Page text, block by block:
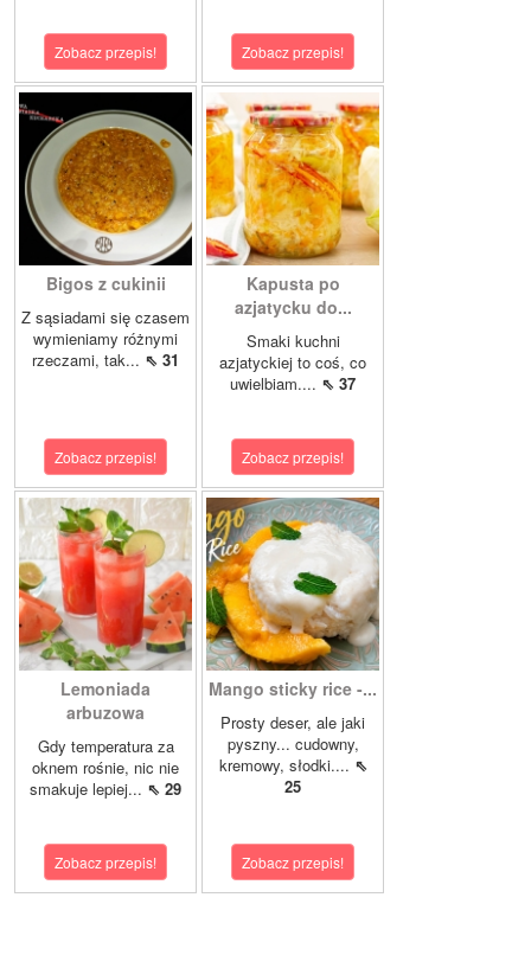
Zobacz przepis! Zobacz przepis!
Bigos z cukinii
Z sąsiadami się czasem
wymieniamy różnymi
rzeczami, tak... ⇖ 31
Zobacz przepis!
Kapusta po
azjatycku do...
Smaki kuchni
azjatyckiej to coś, co
uwielbiam.... ⇖ 37
Zobacz przepis!
Lemoniada
arbuzowa
Gdy temperatura za
oknem rośnie, nic nie
smakuje lepiej... ⇖ 29
Zobacz przepis!
Mango sticky rice -...
Prosty deser, ale jaki
pyszny... cudowny,
kremowy, słodki.... ⇖
25
Zobacz przepis!